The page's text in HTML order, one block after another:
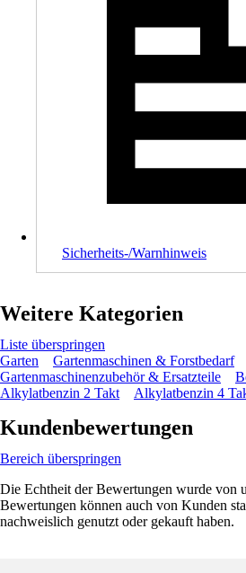
Sicherheits-/Warnhinweis
Weitere Kategorien
Liste überspringen
Garten
Gartenmaschinen & Forstbedarf
Gartenmaschinenzubehör & Ersatzteile
Alkylatbenzin 2 Takt
Alkylatbenzin 4
Kundenbewertungen
Bereich überspringen
Die Echtheit der Bewertungen wurde von
Bewertungen können auch von Kunden
nachweislich genutzt oder gekauft haben.